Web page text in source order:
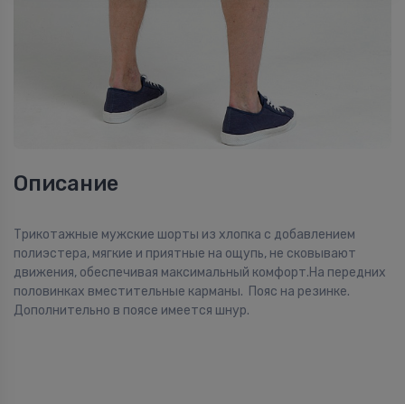
Описание
Трикотажные мужские шорты из хлопка с добавлением
полиэстера, мягкие и приятные на ощупь, не сковывают
движения, обеспечивая максимальный комфорт.На передних
половинках вместительные карманы. Пояс на резинке.
Дополнительно в поясе имеется шнур.